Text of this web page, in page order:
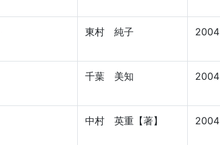
東村 純子 2004
千葉 美知 2004
中村 英重【著】 2004